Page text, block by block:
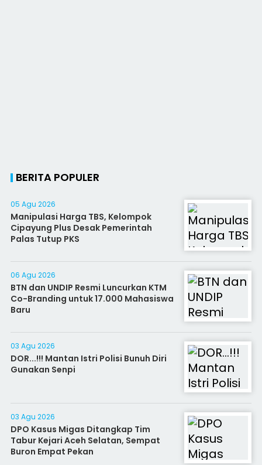
BERITA POPULER
05 Agu 2026
Manipulasi Harga TBS, Kelompok
Cipayung Plus Desak Pemerintah
Palas Tutup PKS
06 Agu 2026
BTN dan UNDIP Resmi Luncurkan KTM
Co-Branding untuk 17.000 Mahasiswa
Baru
03 Agu 2026
DOR...!!! Mantan Istri Polisi Bunuh Diri
Gunakan Senpi
03 Agu 2026
DPO Kasus Migas Ditangkap Tim
Tabur Kejari Aceh Selatan, Sempat
Buron Empat Pekan